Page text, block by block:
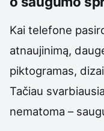
Kai telefone
atnaujinimą,
piktogramas,
Tačiau
nematoma –